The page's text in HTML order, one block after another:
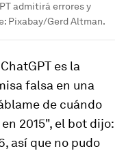
admitirá errores y
Pixabay/Gerd Altman.
es la
falsa en una
de cuándo
2015", el bot dijo:
así que no pudo